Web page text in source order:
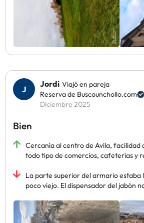
Jordi Viajó en pareja
Reserva de Buscounchollo.com
Diciembre 2025
Bien
Cercanía al centro de Avila, facilidad
todo tipo de comercios, cafeterías y
La parte superior del armario estaba
poco viejo. El dispensador del jabón